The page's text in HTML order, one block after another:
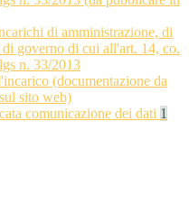
di amministrazione, di
governo di cui all'art. 14, co.
n. 33/2013
(documentazione da
sito web)
comunicazione dei dati 1